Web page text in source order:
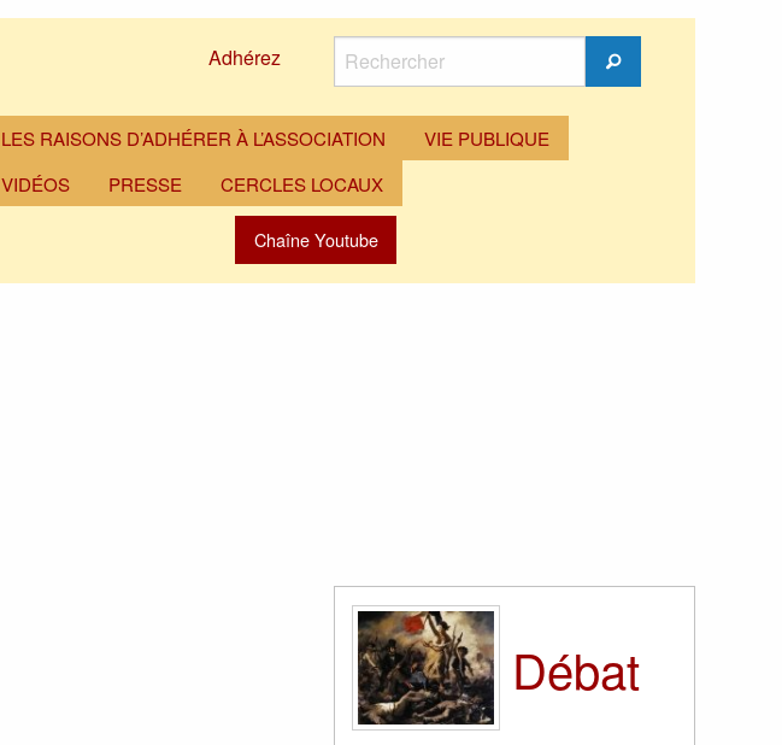
Adhérez
Rechercher
Rechercher
LES RAISONS D’ADHÉRER À L’ASSOCIATION
VIE PUBLIQUE
VIDÉOS
PRESSE CERCLES LOCAUX
Chaîne Youtube
Débat